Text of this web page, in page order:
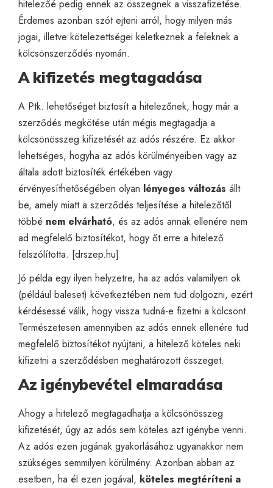
hitelezőé pedig ennek az összegnek a visszafizetése.
Érdemes azonban szót ejteni arról, hogy milyen más
jogai, illetve kötelezettségei keletkeznek a feleknek a
kölcsönszerződés nyomán.
A kifizetés megtagadása
A Ptk. lehetőséget biztosít a hitelezőnek, hogy már a
szerződés megkötése után mégis megtagadja a
kölcsönösszeg kifizetését az adós részére. Ez akkor
lehetséges, hogyha az adós körülményeiben vagy az
általa adott biztosíték értékében vagy
érvényesíthetőségében olyan lényeges változás állt
be, amely miatt a szerződés teljesítése a hitelezőtől
többé nem elvárható, és az adós annak ellenére nem
ad megfelelő biztosítékot, hogy őt erre a hitelező
felszólította. [drszep.hu]
Jó példa egy ilyen helyzetre, ha az adós valamilyen ok
(például baleset) következtében nem tud dolgozni, ezért
kérdésessé válik, hogy vissza tudná-e fizetni a kölcsönt.
Természetesen amennyiben az adós ennek ellenére tud
megfelelő biztosítékot nyújtani, a hitelező köteles neki
kifizetni a szerződésben meghatározott összeget.
Az igénybevétel elmaradása
Ahogy a hitelező megtagadhatja a kölcsönösszeg
kifizetését, úgy az adós sem köteles azt igénybe venni.
Az adós ezen jogának gyakorlásához ugyanakkor nem
szükséges semmilyen körülmény. Azonban abban az
esetben, ha él ezen jogával, köteles megtéríteni a